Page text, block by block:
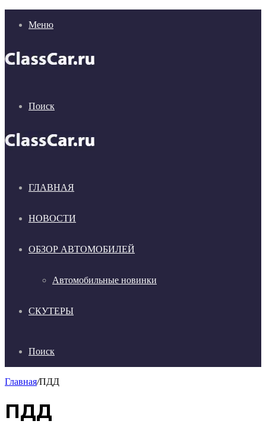
Меню
Поиск
ГЛАВНАЯ
НОВОСТИ
ОБЗОР АВТОМОБИЛЕЙ
Автомобильные новинки
СКУТЕРЫ
Поиск
Главная/ПДД
ПДД